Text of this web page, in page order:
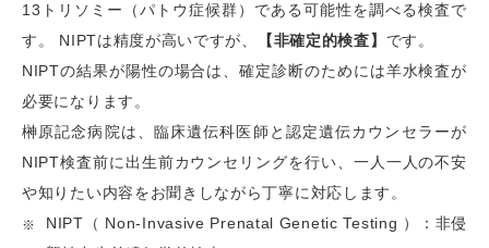
13トリソミー（パトウ症候群）である可能性を調べる検査で
す。 NIPTは精度が高いですが、
【非確定的検査】 です。
NIPTの結果が陽性の場合は、確定診断のためには羊水検査が
必要になります。
榊󠄀󠄀󠄀󠄀󠄀󠄀原記念病院は、臨床遺伝科医師と認定遺伝カウンセラーが
NIPT検査前に出生前カウンセリングを行い、一人一人の不安
や知りたい内容をお聞きしながら丁寧に対応します。
NIPT（ Non-Invasive Prenatal Genetic Testing ）：非侵